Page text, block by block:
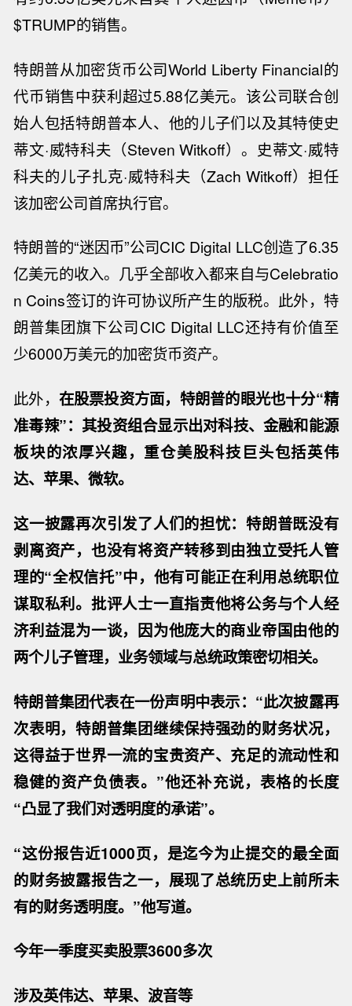
$TRUMP的销售。
特朗普从加密货币公司World Liberty Financial的
代币销售中获利超过5.88亿美元。该公司联合创
始人包括特朗普本人、他的儿子们以及其特使史
蒂文·威特科夫（Steven Witkoff）。史蒂文·威特
科夫的儿子扎克·威特科夫（Zach Witkoff）担任
该加密公司首席执行官。
特朗普的“迷因币”公司CIC Digital LLC创造了6.35
亿美元的收入。几乎全部收入都来自与Celebratio
n Coins签订的许可协议所产生的版税。此外，特
朗普集团旗下公司CIC Digital LLC还持有价值至
少6000万美元的加密货币资产。
此外， 在股票投资方面，特朗普的眼光也十分“精
准毒辣”：其投资组合显示出对科技、金融和能源
板块的浓厚兴趣， 重仓美股科技巨头包括英伟
达、苹果、微软。
这一披露再次引发了人们的担忧：特朗普既没有
剥离资产，也没有将资产转移到由独立受托人管
理的“全权信托”中，他有可能正在利用总统职位
谋取私利。批评人士一直指责他将公务与个人经
济利益混为一谈，因为他庞大的商业帝国由他的
两个儿子管理，业务领域与总统政策密切相关。
特朗普集团代表在一份声明中表示：“此次披露再
次表明，特朗普集团继续保持强劲的财务状况，
这得益于世界一流的宝贵资产、充足的流动性和
稳健的资产负债表。”他还补充说，表格的长度
“凸显了我们对透明度的承诺”。
“这份报告近1000页，是迄今为止提交的最全面
的财务披露报告之一，展现了总统历史上前所未
有的财务透明度。”他写道。
今年一季度买卖股票3600多次
涉及英伟达、苹果、波音等